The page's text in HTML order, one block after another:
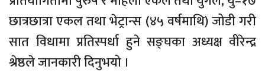
छात्रछात्रा एकल तथा भेट्रान्स (४५ वर्षमाथि) जोडी गरी
सात विधामा प्रतिस्पर्धा हुने सङ्घका अध्यक्ष वीरेन्द्र
श्रेष्ठले जानकारी दिनुभयो ।